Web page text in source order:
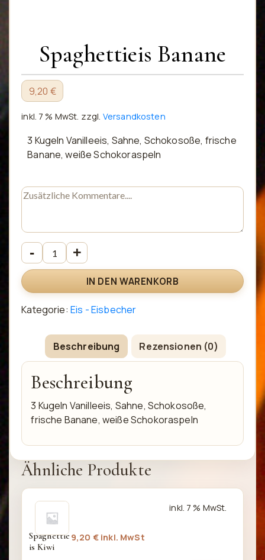
Spaghettieis Banane
9,20 €
inkl. 7 % MwSt. zzgl. Versandkosten
3 Kugeln Vanilleeis, Sahne, Schokosoße, frische
Banane, weiße Schokoraspeln
IN DEN WARENKORB
Kategorie: Eis - Eisbecher
Beschreibung Rezensionen (0)
Beschreibung
3 Kugeln Vanilleeis, Sahne, Schokosoße,
frische Banane, weiße Schokoraspeln
Ähnliche Produkte
Spaghettie
is Kiwi
9,20 € inkl. MwSt
inkl. 7 % MwSt.